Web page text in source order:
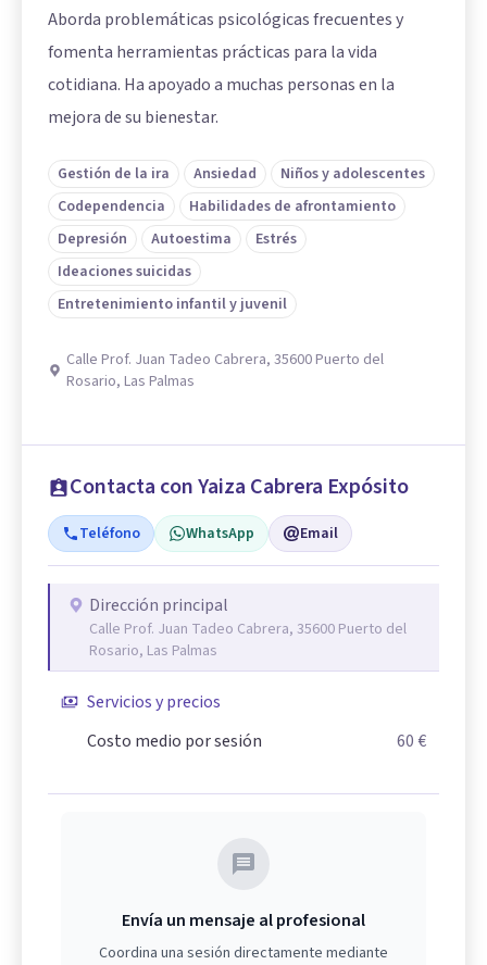
Aborda problemáticas psicológicas frecuentes y
fomenta herramientas prácticas para la vida
cotidiana. Ha apoyado a muchas personas en la
mejora de su bienestar.
Gestión de la ira Ansiedad
Niños y adolescentes
Codependencia
Habilidades de afrontamiento
Depresión
Autoestima
Estrés
Ideaciones suicidas
Entretenimiento infantil y juvenil
Calle Prof. Juan Tadeo Cabrera, 35600 Puerto del
Rosario, Las Palmas
Contacta con Yaiza Cabrera Expósito
Teléfono WhatsApp Email
Dirección principal
Calle Prof. Juan Tadeo Cabrera, 35600 Puerto del
Rosario, Las Palmas
Servicios y precios
Costo medio por sesión
60 €
Envía un mensaje al profesional
Coordina una sesión directamente mediante